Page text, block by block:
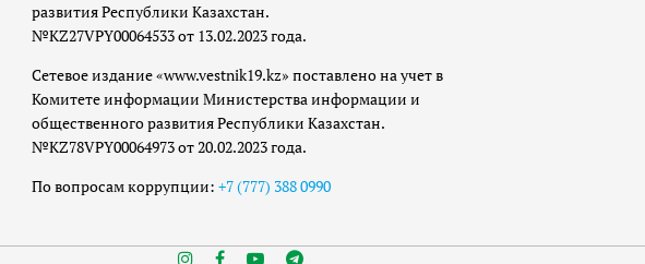
развития Республики Казахстан.
№KZ27VPY00064533 от 13.02.2023 года.
Сетевое издание «www.vestnik19.kz» поставлено на учет в
Комитете информации Министерства информации и
общественного развития Республики Казахстан.
№KZ78VPY00064973 от 20.02.2023 года.
По вопросам коррупции: +7 (777) 388 0990